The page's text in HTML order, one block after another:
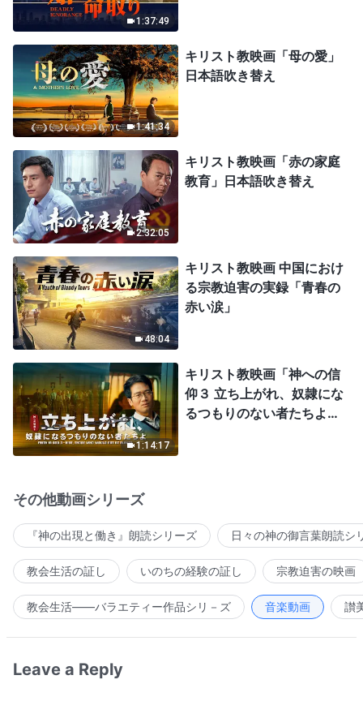
1:37:49
1:41:34
キリスト教映画「母の愛」
日本語吹き替え
2:32:05
キリスト教映画「赤の家庭
教育」日本語吹き替え
48:04
キリスト教映画 中国におけ
る宗教迫害の実録「青春の
赤い涙」
1:14:17
キリスト教映画「神への信
仰３ 立ち上がれ、奴隷にな
るつもりのない者たちよ」
その他動画シリーズ
『神の出現と働き』朗読シリーズ 日々の神の御言葉朗読シ
教会生活の証し いのちの経験の証し 宗教迫害の映画
教会生活――バラエティー作品シリ－ズ 音楽動画 讃
Leave a Reply